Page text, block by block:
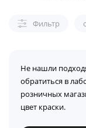
Фильтр
Не нашли
обратиться в
розничных
цвет краски.